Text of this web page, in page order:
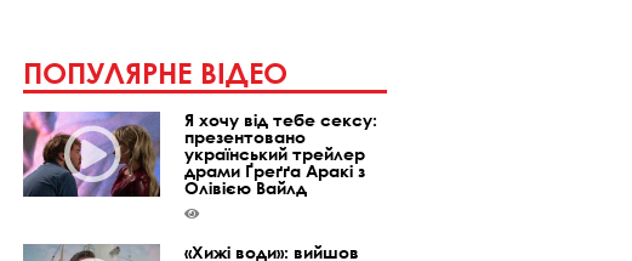
ПОПУЛЯРНЕ ВІДЕО
Я хочу від тебе сексу:
презентовано
український трейлер
драми Ґреґґа Аракі з
Олівією Вайлд
«Хижі води»: вийшов